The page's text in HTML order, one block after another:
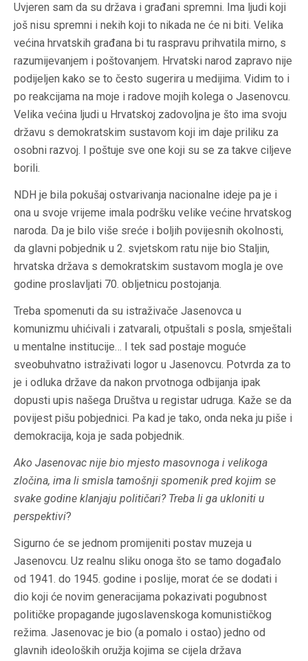
Uvjeren sam da su država i građani spremni. Ima ljudi koji
još nisu spremni i nekih koji to nikada ne će ni biti. Velika
većina hrvatskih građana bi tu raspravu prihvatila mirno, s
razumijevanjem i poštovanjem. Hrvatski narod zapravo nije
podijeljen kako se to često sugerira u medijima. Vidim to i
po reakcijama na moje i radove mojih kolega o Jasenovcu.
Velika većina ljudi u Hrvatskoj zadovoljna je što ima svoju
državu s demokratskim sustavom koji im daje priliku za
osobni razvoj. I poštuje sve one koji su se za takve ciljeve
borili.
NDH je bila pokušaj ostvarivanja nacionalne ideje pa je i
ona u svoje vrijeme imala podršku velike većine hrvatskog
naroda. Da je bilo više sreće i boljih povijesnih okolnosti,
da glavni pobjednik u 2. svjetskom ratu nije bio Staljin,
hrvatska država s demokratskim sustavom mogla je ove
godine proslavljati 70. obljetnicu postojanja.
Treba spomenuti da su istraživače Jasenovca u
komunizmu uhićivali i zatvarali, otpuštali s posla, smještali
u mentalne institucije… I tek sad postaje moguće
sveobuhvatno istraživati logor u Jasenovcu. Potvrda za to
je i odluka države da nakon prvotnoga odbijanja ipak
dopusti upis našega Društva u registar udruga. Kaže se da
povijest pišu pobjednici. Pa kad je tako, onda neka ju piše i
demokracija, koja je sada pobjednik.
Ako Jasenovac nije bio mjesto masovnoga i velikoga
zločina, ima li smisla tamošnji spomenik pred kojim se
svake godine klanjaju političari? Treba li ga ukloniti u
perspektivi?
Sigurno će se jednom promijeniti postav muzeja u
Jasenovcu. Uz realnu sliku onoga što se tamo događalo
od 1941. do 1945. godine i poslije, morat će se dodati i
dio koji će novim generacijama pokazivati pogubnost
političke propagande jugoslavenskoga komunističkog
režima. Jasenovac je bio (a pomalo i ostao) jedno od
glavnih ideoloških oružja kojima se cijela država